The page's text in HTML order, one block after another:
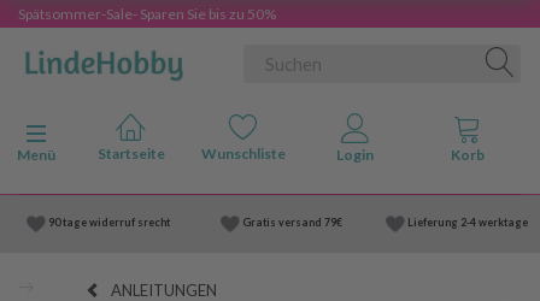
Spätsommer-Sale- Sparen Sie bis zu 50%
Anzeige ändern
Menü
90 tage widerruf srecht Gratis versand 79€ Lieferung 2-4 werktage
ANLEITUNGEN